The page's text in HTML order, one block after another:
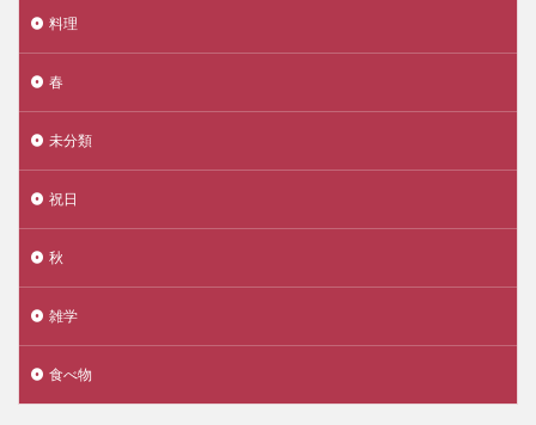
料理
春
未分類
祝日
秋
雑学
食べ物